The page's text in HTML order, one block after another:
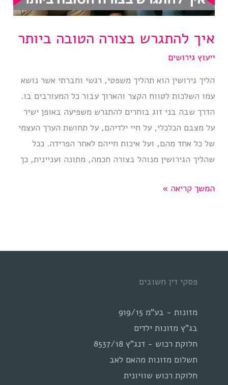
איך להתגרש בצורה הטובה ביותר
ייעוץ גירושים
הליך גירושין הוא תהליך משפטי, רגשי וחברתי אשר נושא
עמו השלכות לטווח הקצר והארוך עבור כל המעורבים בו.
הדרך שבה בני זוג בוחרים להתגרש משפיעה באופן ישיר
על מצבם הכלכלי, על חיי ילדיהם, על תחושת הערך העצמי
של כל אחד מהם, ועל איכות חייהם לאחר הפרידה. ככל
שהליך הגירושין מנוהל בצורה חכמה, מתונה ועניינית, כך
איך
ביותר
המשך קריאה »
פסקי דין חשובים
מזונות - בע"מ 919/15
בג"ץ מזונות ילדים
חלוקת רכוש - דנג"ץ 8537/18
תשלום מזונות מהאם לאב
חלוקת רכוש שוויונית